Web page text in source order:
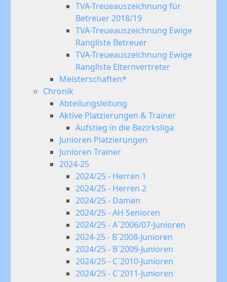
TVA-Treueauszeichnung für
Betreuer 2018/19
TVA-Treueauszeichnung Ewige
Rangliste Betreuer
TVA-Treueauszeichnung Ewige
Rangliste Elternvertreter
Meisterschaften*
Chronik
Abteilungsleitung
Aktive Platzierungen & Trainer
Aufstieg in die Bezirksliga
Junioren Platzierungen
Junioren Trainer
2024-25
2024/25 - Herren 1
2024/25 - Herren 2
2024/25 - Damen
2024/25 - AH Senioren
2024/25 - A`2006/07-Junioren
2024-25 - B`2008-Junioren
2024/25 - B`2009-Junioren
2024/25 - C`2010-Junioren
2024/25 - C`2011-Junioren